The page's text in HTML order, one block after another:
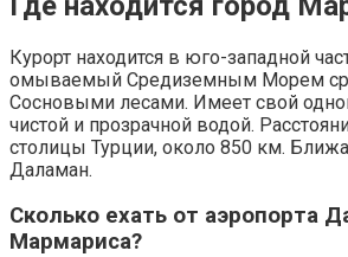
Курорт находится в юго-западной
омываемый Средиземным Морем
Сосновыми лесами. Имеет свой
чистой и прозрачной водой.
столицы Турции, около 850 км.
Даламан.
Сколько ехать от аэропорта
Мармариса?